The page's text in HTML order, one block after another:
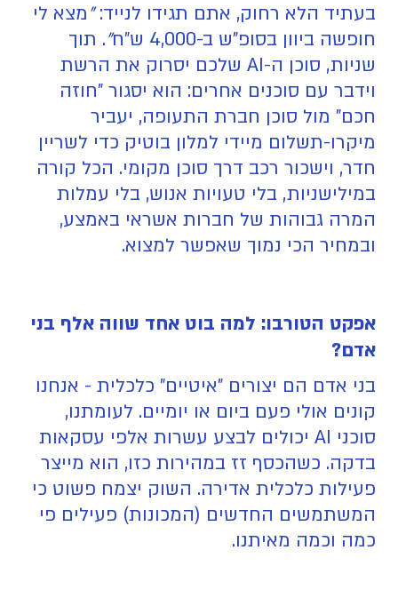
בעתיד הלא רחוק, אתם תגידו לנייד:"מצא לי
חופשה ביוון בסופ"ש ב-4,000 ש"ח
". תוך
שניות, סוכן ה-AI שלכם יסרוק את הרשת
וידבר עם סוכנים אחרים: הוא יסגור "חוזה
חכם" מול סוכן חברת התעופה, יעביר
מיקרו-תשלום מיידי למלון בוטיק כדי לשריין
חדר, וישכור רכב דרך סוכן מקומי. הכל קורה
במילישניות, בלי טעויות אנוש, בלי עמלות
המרה גבוהות של חברות אשראי באמצע,
ובמחיר הכי נמוך שאפשר למצוא.
אפקט הטורבו: למה בוט אחד שווה אלף בני
אדם?
בני אדם הם יצורים "איטיים" כלכלית - אנחנו
קונים אולי פעם ביום או יומיים. לעומתנו,
סוכני AI יכולים לבצע עשרות אלפי עסקאות
בדקה. כשהכסף זז במהירות כזו, הוא מייצר
פעילות כלכלית אדירה. השוק יצמח פשוט כי
המשתמשים החדשים (המכונות) פעילים פי
כמה וכמה מאיתנו.